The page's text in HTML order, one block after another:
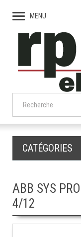
MENU
CATÉGORIES
ABB SYS
4/12